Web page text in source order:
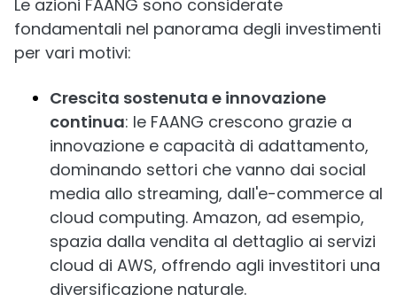
Le azioni FAANG sono considerate
fondamentali nel panorama degli investimenti
per vari motivi:
Crescita sostenuta e innovazione
continua: le FAANG crescono grazie a
innovazione e capacità di adattamento,
dominando settori che vanno dai social
media allo streaming, dall'e-commerce al
cloud computing. Amazon, ad esempio,
spazia dalla vendita al dettaglio ai servizi
cloud di AWS, offrendo agli investitori una
diversificazione naturale.